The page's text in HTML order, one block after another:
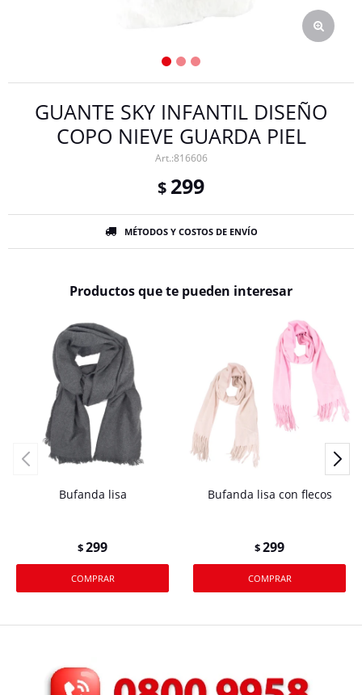
GUANTE SKY INFANTIL DISEÑO
COPO NIEVE GUARDA PIEL
816606
$ 299
MÉTODOS Y COSTOS DE ENVÍO
Productos que te pueden interesar
Bufanda lisa
$299
Bufanda lisa con flecos
$299